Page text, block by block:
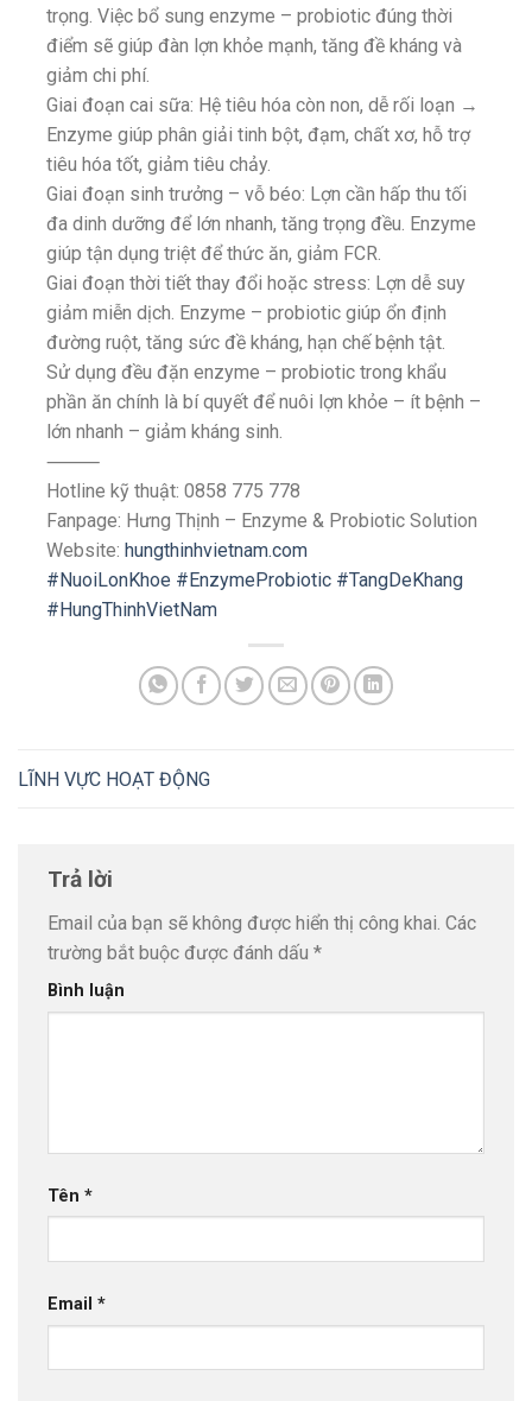
trọng. Việc bổ sung enzyme – probiotic đúng thời
điểm sẽ giúp đàn lợn khỏe mạnh, tăng đề kháng và
giảm chi phí.
Giai đoạn cai sữa: Hệ tiêu hóa còn non, dễ rối loạn →
Enzyme giúp phân giải tinh bột, đạm, chất xơ, hỗ trợ
tiêu hóa tốt, giảm tiêu chảy.
Giai đoạn sinh trưởng – vỗ béo: Lợn cần hấp thu tối
đa dinh dưỡng để lớn nhanh, tăng trọng đều. Enzyme
giúp tận dụng triệt để thức ăn, giảm FCR.
Giai đoạn thời tiết thay đổi hoặc stress: Lợn dễ suy
giảm miễn dịch. Enzyme – probiotic giúp ổn định
đường ruột, tăng sức đề kháng, hạn chế bệnh tật.
Sử dụng đều đặn enzyme – probiotic trong khẩu
phần ăn chính là bí quyết để nuôi lợn khỏe – ít bệnh –
lớn nhanh – giảm kháng sinh.
⸻
Hotline kỹ thuật: 0858 775 778
Fanpage: Hưng Thịnh – Enzyme & Probiotic Solution
Website: hungthinhvietnam.com
#NuoiLonKhoe #EnzymeProbiotic #TangDeKhang
#HungThinhVietNam
LĨNH VỰC HOẠT ĐỘNG
Trả lời
Email của bạn sẽ không được hiển thị công khai. Các
trường bắt buộc được đánh dấu *
Bình luận
Tên *
Email *